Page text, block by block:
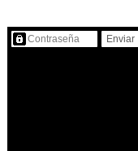
Contenido protegido…